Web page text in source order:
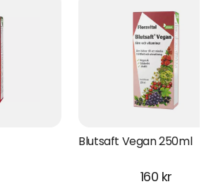
Blutsaft Vegan 250ml
160 kr